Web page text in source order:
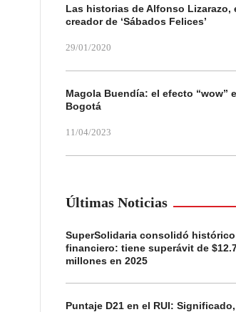
Las historias de Alfonso Lizarazo,
creador de ‘Sábados Felices’
29/01/2020
Magola Buendía: el efecto “wow”
Bogotá
11/04/2023
Últimas Noticias
SuperSolidaria consolidó
financiero: tiene superávit de
millones en 2025
Puntaje D21 en el RUI: Significado,